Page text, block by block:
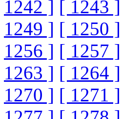
1242 ] [ 1243 ]
1249 ] [ 1250 ]
1256 ] [ 1257 ]
1263 ] [ 1264 ]
1270 ] [ 1271 ]